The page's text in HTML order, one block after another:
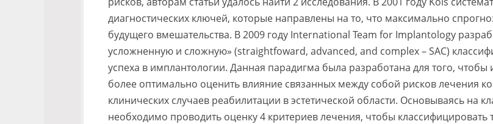
диагностических ключей, которые направлены на то, что максимально
будущего вмешательства. В 2009 году International Team for Implantology
усложненную и сложную» (straightfoward, advanced, and complex – SAC)
успеха в имплантологии. Данная парадигма была разработана для того,
более оптимально оценить влияние связанных между собой рисков лечения
клинических случаев реабилитации в эстетической области. Основываясь на
необходимо проводить оценку 4 критериев лечения, чтобы классифицировать